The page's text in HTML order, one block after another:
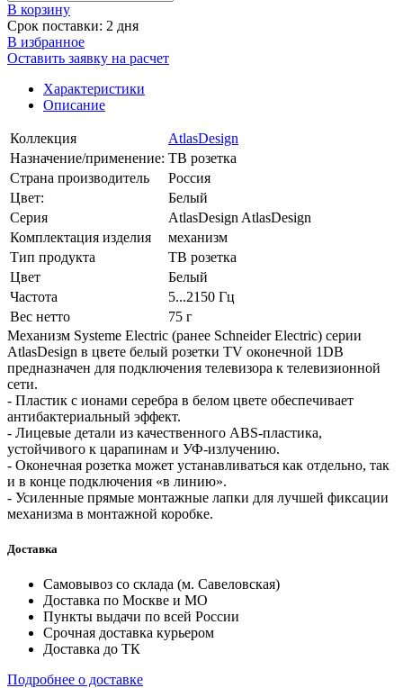
В корзинy
Срок поставки: 2 дня
В избранное
Оставить заявку на расчет
Характеристики
Описание
Коллекция
AtlasDesign
Назначение/применение: ТВ розетка
Страна производитель
Россия
Цвет:
Белый
Серия
AtlasDesign AtlasDesign
Комплектация изделия
механизм
Тип продукта
ТВ розетка
Цвет
Белый
Частота
5...2150 Гц
Вес нетто
75 г
Механизм Systeme Electric (ранее Schneider Electric) серии
AtlasDesign в цвете белый розетки TV оконечной 1DB
предназначен для подключения телевизора к телевизионной
сети.
- Пластик с ионами серебра в белом цвете обеспечивает
антибактериальный эффект.
- Лицевые детали из качественного ABS-пластика,
устойчивого к царапинам и УФ-излучению.
- Оконечная розетка может устанавливаться как отдельно, так
и в конце подключения «в линию».
- Усиленные прямые монтажные лапки для лучшей фиксации
механизма в монтажной коробке.
Доставка
Самовывоз со склада (м. Савеловская)
Доставка по Москве и МО
Пункты выдачи по всей России
Срочная доставка курьером
Доставка до ТК
Подробнее о доставке